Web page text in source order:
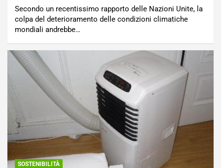
Secondo un recentissimo rapporto delle Nazioni Unite, la
colpa del deterioramento delle condizioni climatiche
mondiali andrebbe…
SOSTENIBILITÀ